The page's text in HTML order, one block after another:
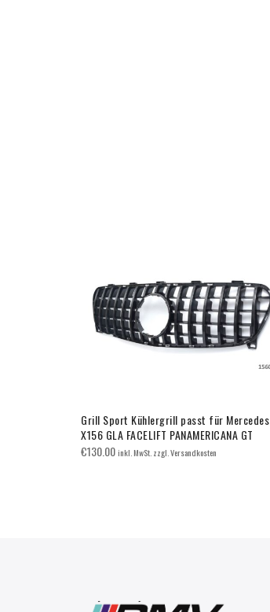
Grill Sport Kühlergrill passt für Mercedes
X156 GLA FACELIFT PANAMERICANA GT
€130.00inkl. MwSt. zzgl. Versandkosten